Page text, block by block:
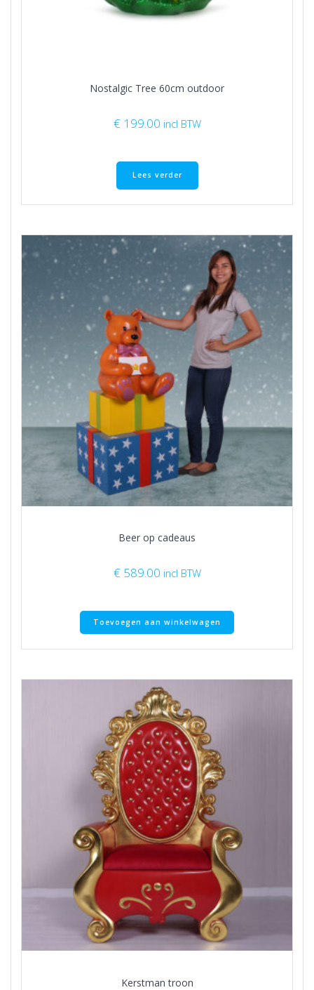
Nostalgic Tree 60cm outdoor
€ 199.00 incl BTW
Lees verder
Beer op cadeaus
€ 589.00 incl BTW
Toevoegen aan winkelwagen
Kerstman troon